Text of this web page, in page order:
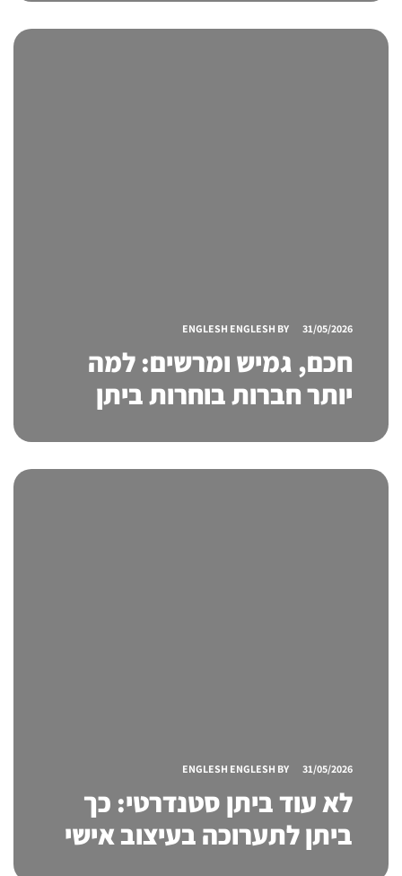
בעולם התצוגה והמיתוג?
31/05/2026
BY
ENGLESH ENGLESH
חכם, גמיש ומרשים: למה
יותר חברות בוחרות ביתן
פתרונות אחרים?
31/05/2026
BY
ENGLESH ENGLESH
לא עוד ביתן סטנדרטי: כך
ביתן לתערוכה בעיצוב אישי